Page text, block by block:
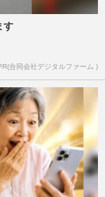
す
合同会社デジタルファーム )